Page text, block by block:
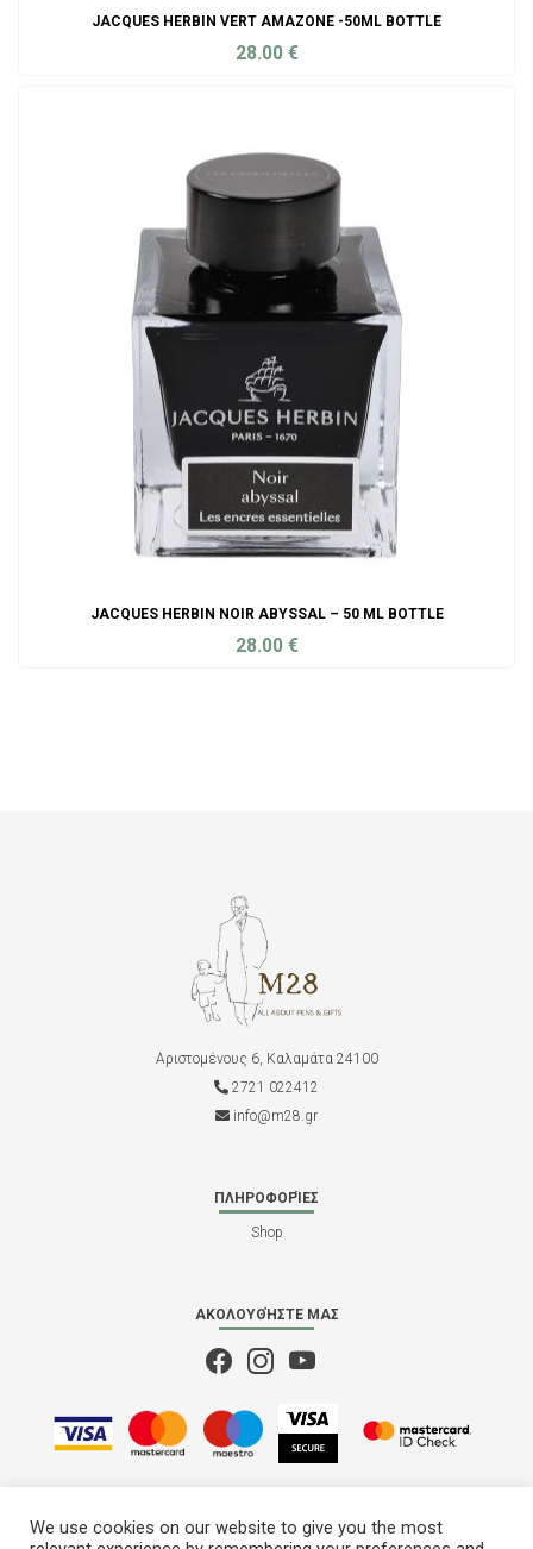
JACQUES HERBIN VERT AMAZONE -50ML BOTTLE
28.00 €
JACQUES HERBIN NOIR ABYSSAL – 50 ML BOTTLE
28.00 €
Αριστομένους 6, Καλαμάτα 24100
2721 022412
info@m28.gr
ΠΛΗΡΟΦΟΡΊΕΣ
Shop
ΑΚΟΛΟΥΘΉΣΤΕ ΜΑΣ
We use cookies on our website to give you the most